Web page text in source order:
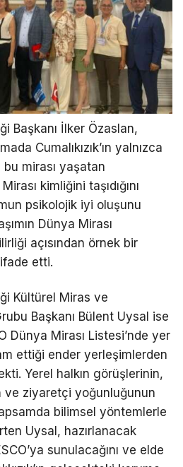
Başkanı İlker Özaslan,
Cumalıkızık’ın yalnızca
bu mirası yaşatan
kimliğini taşıdığını
psikolojik iyi oluşunu
Dünya Mirası
açısından örnek bir
etti.
Kültürel Miras ve
Başkanı Bülent Uysal ise
Dünya Mirası Listesi’nde yer
ettiği ender yerleşimlerden
Yerel halkın görüşlerinin,
ve ziyaretçi yoğunluğunun
bilimsel yöntemlerle
Uysal, hazırlanacak
sunulacağını ve elde